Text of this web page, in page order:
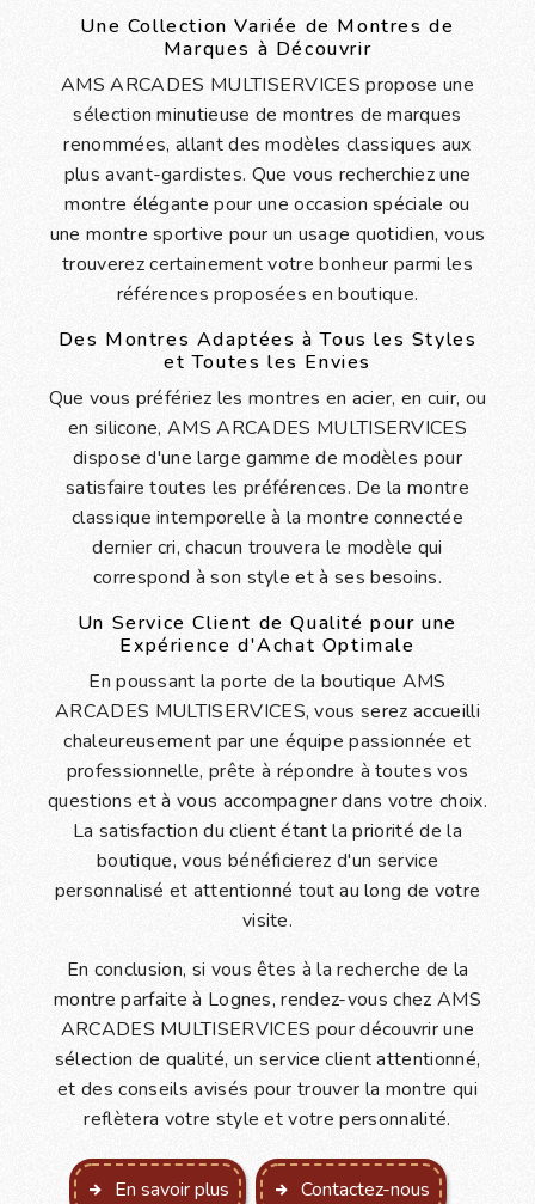
Une Collection Variée de Montres de
Marques à Découvrir
AMS ARCADES MULTISERVICES propose une
sélection minutieuse de montres de marques
renommées, allant des modèles classiques aux
plus avant-gardistes. Que vous recherchiez une
montre élégante pour une occasion spéciale ou
une montre sportive pour un usage quotidien, vous
trouverez certainement votre bonheur parmi les
références proposées en boutique.
Des Montres Adaptées à Tous les Styles
et Toutes les Envies
Que vous préfériez les montres en acier, en cuir, ou
en silicone, AMS ARCADES MULTISERVICES
dispose d'une large gamme de modèles pour
satisfaire toutes les préférences. De la montre
classique intemporelle à la montre connectée
dernier cri, chacun trouvera le modèle qui
correspond à son style et à ses besoins.
Un Service Client de Qualité pour une
Expérience d'Achat Optimale
En poussant la porte de la boutique AMS
ARCADES MULTISERVICES, vous serez accueilli
chaleureusement par une équipe passionnée et
professionnelle, prête à répondre à toutes vos
questions et à vous accompagner dans votre choix.
La satisfaction du client étant la priorité de la
boutique, vous bénéficierez d'un service
personnalisé et attentionné tout au long de votre
visite.
En conclusion, si vous êtes à la recherche de la
montre parfaite à Lognes, rendez-vous chez AMS
ARCADES MULTISERVICES pour découvrir une
sélection de qualité, un service client attentionné,
et des conseils avisés pour trouver la montre qui
reflètera votre style et votre personnalité.
En savoir plus Contactez-nous